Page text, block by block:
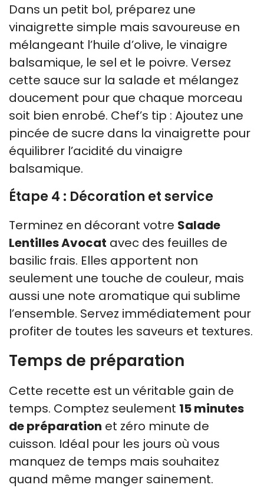
Dans un petit bol, préparez une
vinaigrette simple mais savoureuse en
mélangeant l’huile d’olive, le vinaigre
balsamique, le sel et le poivre. Versez
cette sauce sur la salade et mélangez
doucement pour que chaque morceau
soit bien enrobé. Chef’s tip : Ajoutez une
pincée de sucre dans la vinaigrette pour
équilibrer l’acidité du vinaigre
balsamique.
Étape 4 : Décoration et service
Terminez en décorant votre Salade
Lentilles Avocat avec des feuilles de
basilic frais. Elles apportent non
seulement une touche de couleur, mais
aussi une note aromatique qui sublime
l’ensemble. Servez immédiatement pour
profiter de toutes les saveurs et textures.
Temps de préparation
Cette recette est un véritable gain de
temps. Comptez seulement 15 minutes
de préparation et zéro minute de
cuisson. Idéal pour les jours où vous
manquez de temps mais souhaitez
quand même manger sainement.